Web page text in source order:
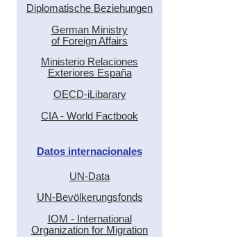
Diplomatische Beziehungen
German Ministry
of Foreign Affairs
Ministerio Relaciones
Exteriores España
OECD-iLibarary
CIA - World Factbook
Datos internacionales
UN-Data
UN-Bevölkerungsfonds
IOM - International
Organization for Migration